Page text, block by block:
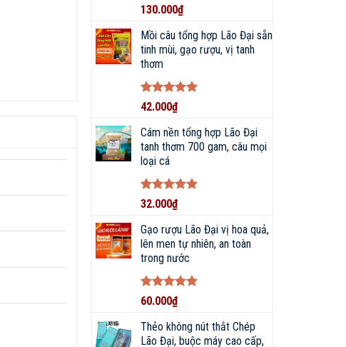
Được xếp
5
sao
130.000₫
Mồi câu tổng hợp Lão Đại sẵn
tinh mùi, gạo rượu, vị tanh
thơm
Được xếp
55
sao
42.000₫
Cám nền tổng hợp Lão Đại
tanh thơm 700 gam, câu mọi
loại cá
Được xếp
55
sao
32.000₫
Gạo rượu Lão Đại vị hoa quả,
lên men tự nhiên, an toàn
trong nước
Được xếp
55
sao
60.000₫
Thẻo không nút thắt Chép
Lão Đại, buộc máy cao cấp,